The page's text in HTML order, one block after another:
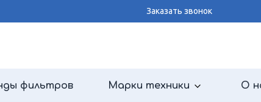
Заказать звонок
фильтров Марки техники О